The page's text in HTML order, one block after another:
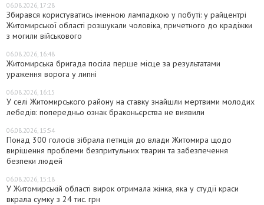
06.08.2026, 17:28
Збирався користуватись іменною лампадкою у побуті: у райцентрі
Житомирської області розшукали чоловіка, причетного до крадіжки
з могили військового
06.08.2026, 16:48
Житомирська бригада посіла перше місце за результатами
ураження ворога у липні
06.08.2026, 16:15
У селі Житомирського району на ставку знайшли мертвими молодих
лебедів: попередньо ознак браконьєрства не виявили
06.08.2026, 15:54
Понад 300 голосів зібрала петиція до влади Житомира щодо
вирішення проблеми безпритульних тварин та забезпечення
безпеки людей
06.08.2026, 15:18
У Житомирській області вирок отримала жінка, яка у студії краси
вкрала сумку з 24 тис. грн